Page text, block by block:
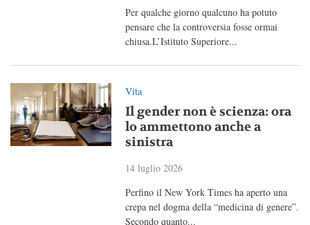
Per qualche giorno qualcuno ha potuto
pensare che la controversia fosse ormai
chiusa.L’Istituto Superiore...
Vita
Il gender non è scienza: ora
lo ammettono anche a
sinistra
14 luglio 2026
Perfino il New York Times ha aperto una
crepa nel dogma della “medicina di genere”.
Secondo quanto...